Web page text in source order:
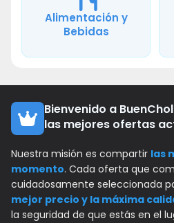
Alimentación y
Bebidas
Bienvenido a
las mejores ofertas
Nuestra misión es compartir las
momento. Cada oferta que
cuidadosamente seleccionada
mejor precio y la máxima
la seguridad de que estás en el